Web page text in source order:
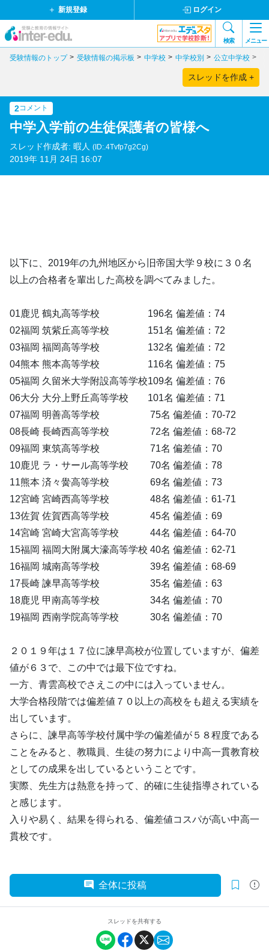
新規登録 ログイン
検索 メニュー
受験情報のトップ 受験情報の掲示板 中学校 中学校別 公立中学校
スレッドを作成 +
2コメント
中学入学前の生徒保護者の皆様へ
スレッド作成者: 暇人 (ID:.4Tvfp7g2Cg)
2019年 11月 24日 16:07
以下に、2019年の九州地区から旧帝国大学９校に３０名
以上の合格者を輩出した高校を調べてみました。
01鹿児 鶴丸高等学校 196名 偏差値：74
02福岡 筑紫丘高等学校 151名 偏差値：72
03福岡 福岡高等学校 132名 偏差値：72
04熊本 熊本高等学校 116名 偏差値：75
05福岡 久留米大学附設高等学校109名 偏差値：76
06大分 大分上野丘高等学校 101名 偏差値：71
07福岡 明善高等学校 75名 偏差値：70-72
08長崎 長崎西高等学校 72名 偏差値：68-72
09福岡 東筑高等学校 71名 偏差値：70
10鹿児 ラ・サール高等学校 70名 偏差値：78
11熊本 済々黌高等学校 69名 偏差値：73
12宮崎 宮崎西高等学校 48名 偏差値：61-71
13佐賀 佐賀西高等学校 45名 偏差値：69
14宮崎 宮崎大宮高等学校 44名 偏差値：64-70
15福岡 福岡大附属大濠高等学校 40名 偏差値：62-71
16福岡 城南高等学校 39名 偏差値：68-69
17長崎 諫早高等学校 35名 偏差値：63
18鹿児 甲南高等学校 34名 偏差値：70
19福岡 西南学院高等学校 30名 偏差値：70
２０１９年は１７位に諫早高校が位置していますが、偏差
値が６３で、この中では最下位ですね。
一方、青雲高校でさえこの中には入っていません。
大学合格段階では偏差値７０以上の高校をも超える実績を
出しています。
さらに、諫早高等学校付属中学の偏差値が５８程度である
ことをみると、教職員、生徒の努力により中高一貫教育校
としての成果を出しているということです。
実際、先生方は熱意を持って、的確に生徒指導されている
と感じます。
入りや易く、結果を得られる、偏差値コスパが高い中高一
貫校です。
全体に投稿
スレッドを共有する